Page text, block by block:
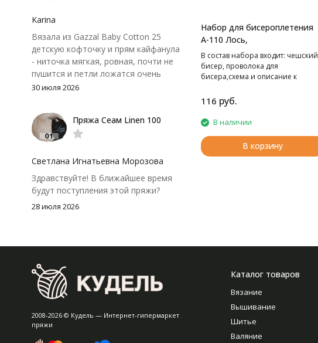
Набор для бисероплетения
А-110 Лось,
В cостав набора входит: чешский
бисер, проволока для
бисера,схема и описание к
работе.
116 руб.
В наличии
В корзину
крючок поудобнее.
Karina
Вязала из Gazzal Baby Cotton 25
детскую кофточку и прям кайфанула
- ниточка мягкая, ровная, почти не
пушится и петли ложатся очень
аккуратно. После стирки полотно
потеряло, цвет тоже не стал
тусклее. Единственный нюанс -
моточки маленькие, расход лучше
чуть-чуть не хватило))
30 июля 2026
Пряжа Сеам Linen 100
Светлана Игнатьевна Морозова
Здравствуйте! В ближайшее время
будут поступления этой пряжи?
28 июля 2026
2008-2026 © Кудель — Интернет-гипермаркет
пряжи
Каталог товаров
Вязание
Вышивание
Шитье
Валяние